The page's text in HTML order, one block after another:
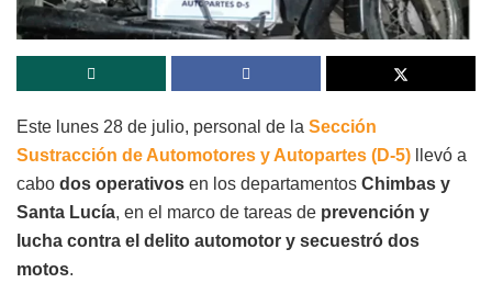
Este lunes 28 de julio, personal de la Sección
Sustracción de Automotores y Autopartes (D-5) llevó a
cabo dos operativos en los departamentos Chimbas y
Santa Lucía, en el marco de tareas de prevención y
lucha contra el delito automotor y secuestró dos
motos.